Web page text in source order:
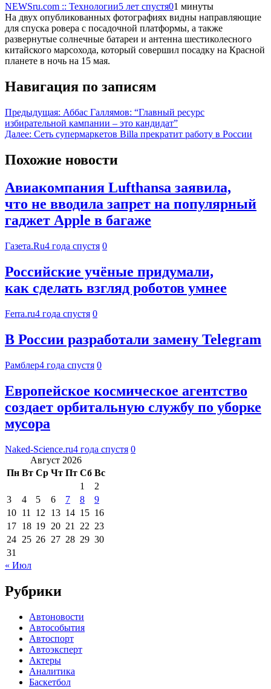
NEWSru.com :: Технологии5 лет спустя01 минуты
На двух опубликованных фотографиях видны направляющие
для спуска ровера с посадочной платформы, а также
развернутые солнечные батареи и антенна шестиколесного
китайского марсохода, который совершил посадку на Красной
планете в ночь на 15 мая.
Навигация по записям
Предыдущая: Аббас Галлямов: “Главный ресурс
избирательной кампании – это кандидат”
Далее: Сеть супермаркетов Billa прекратит работу в России
Похожие новости
Авиакомпания Lufthansa заявила,
что не вводила запрет на популярный
гаджет Apple в багаже
Газета.Ru4 года спустя 0
Российские учёные придумали,
как сделать взгляд роботов умнее
Ferra.ru4 года спустя 0
В России разработали замену Telegram
Рамблер4 года спустя 0
Европейское космическое агентство
создает орбитальную службу по уборке
мусора
Naked-Science.ru4 года спустя 0
Август 2026
Пн Вт Ср Чт Пт Сб Вс
1
2
3
4 5 6 7 8
9
10 11 12 13 14 15 16
17 18 19 20 21 22 23
24 25 26 27 28 29 30
31
« Июл
Рубрики
Автоновости
Автособытия
Автоспорт
Автоэксперт
Актеры
Аналитика
Баскетбол